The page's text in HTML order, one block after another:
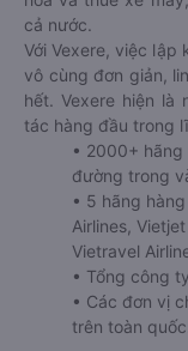
cả nước.
Với Vexere, việc lập
vô cùng đơn giản,
hết. Vexere hiện là
tác hàng đầu trong
• 2000+
đường trong
• 5 hãng
Airlines,
Vietravel
• Tổng công
• Các đơn vị
trên toàn quốc.